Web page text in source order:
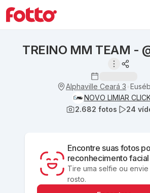
TREINO MM TEAM -
Alphaville Ceará 3
NOVO LIMIAR
2.682 fotos 24
Encontre suas fotos
reconhecimento facial
Tire uma selfie ou
rosto.